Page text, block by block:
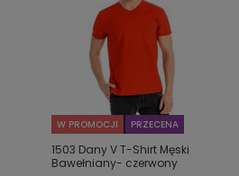
W PROMOCJI PRZECENA
1503 Dany V T-Shirt Męski
Bawełniany- czerwony